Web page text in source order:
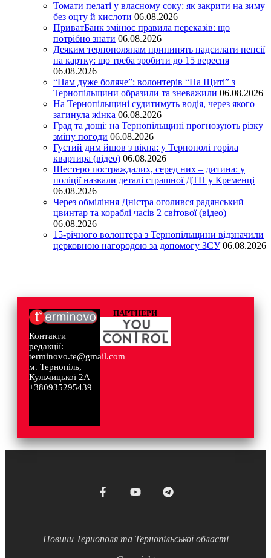
Томати пелаті у власному соку: як закрити на зиму
без оцту й кислоти 06.08.2026
ПриватБанк змінює правила переказів: що
потрібно знати 06.08.2026
Деяким тернополянам припинять надсилати пенсії
на картку: що треба зробити до 15 вересня
06.08.2026
“Нам дуже боляче”: волонтерів “На Щиті” з
Тернопільщини образили та зневажили 06.08.2026
На Тернопільщині судитимуть водія, через якого
загинула жінка 06.08.2026
Град та дощі: на Тернопільщині прогнозують різку
зміну погоди 06.08.2026
Густий дим йшов з вікна: у Тернополі горіла
квартира (відео) 06.08.2026
Шестеро постраждалих, серед них – дитина: у
поліції назвали деталі страшної ДТП у Кременці
06.08.2026
Через обміління Дністра оголився радянський
цвинтар та кораблі часів 2 світової (відео)
06.08.2026
15-річного волонтера з Тернопільщини відзначили
церковною нагородою за допомогу ЗСУ 06.08.2026
Контакти
редакції:
terminovo.te@gmail.com
м. Тернопіль,
Кульчицької 2А
+380935295439
ПАРТНЕРИ
Новини Тернополя та Тернопільської області